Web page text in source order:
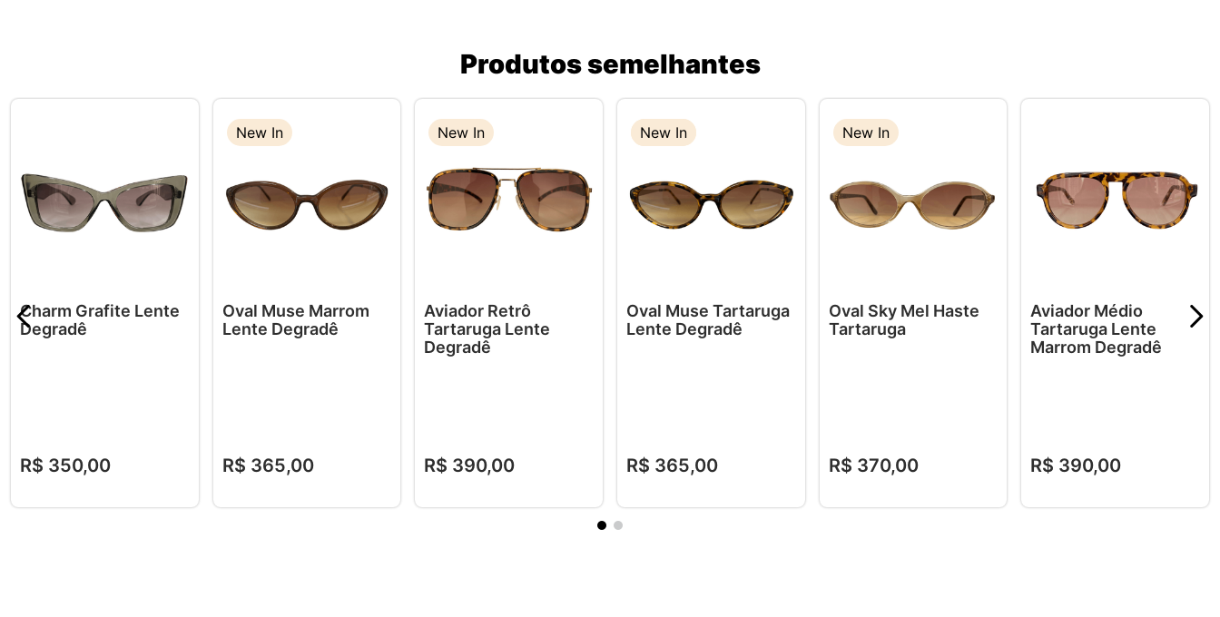
Produtos semelhantes
Charm Grafite Lente
Degradê
R$ 350,00
New In
Oval Muse Marrom
Lente Degradê
R$ 365,00
New In
Aviador Retrô
Tartaruga Lente
Degradê
R$ 390,00
New In
New In
Oval Muse Tartaruga
Lente Degradê
R$ 365,00
New In
Oval Sky Mel Haste
Tartaruga
R$ 370,00
Aviador Médio
Tartaruga Lente
Marrom Degradê
R$ 390,00